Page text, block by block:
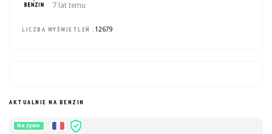
7 lat temu
LICZBA WYŚWIETLEŃ : 12679
AKTUALNIE NA BENZIN
Na żywo